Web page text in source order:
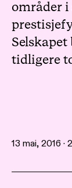
områder
tidligere
13 mai, 2016 ·